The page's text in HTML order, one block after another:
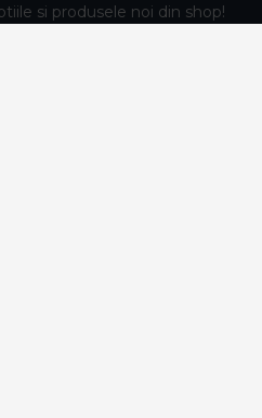
si produsele noi din shop!